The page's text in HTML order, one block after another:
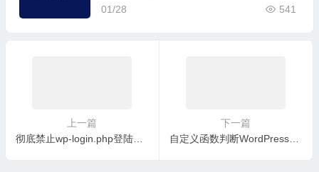
01/28 541
上一篇
彻底禁止wp-login.php登陆入口且用WPS Hide Login插件修改管理入口
下一篇
自定义函数判断WordPress内容是否有图片且调用图片